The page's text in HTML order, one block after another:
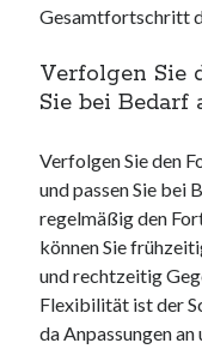
Gesamtfortschritt
Verfolgen Sie
Sie bei Bedarf
Verfolgen Sie den
und passen Sie bei
regelmäßig den
können Sie
und rechtzeitig
Flexibilität ist der
da Anpassungen